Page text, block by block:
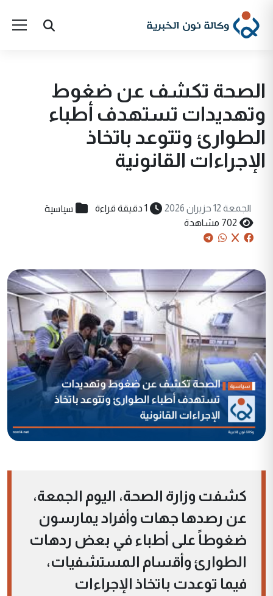
الصحة تكشف عن ضغوط
وتهديدات تستهدف أطباء
الطوارئ وتتوعد باتخاذ
الإجراءات القانونية
الجمعة 12 حزيران 2026 1 دقيقة قراءة سياسية
702 مشاهدة
كشفت وزارة الصحة، اليوم الجمعة،
عن رصدها جهات وأفراد يمارسون
ضغوطاً على أطباء في بعض ردهات
الطوارئ وأقسام المستشفيات،
فيما توعدت باتخاذ الإجراءات